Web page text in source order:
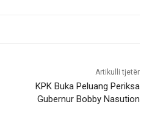
Artikulli tjetër
KPK Buka Peluang Periksa
Gubernur Bobby Nasution